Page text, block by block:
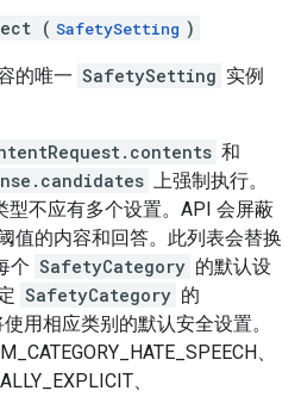
( SafetySetting )
的唯一 SafetySetting 实例
和
上强制执行。
型不应有多个设置。API 会屏蔽
值的内容和回答。此列表会替换
个 SafetyCategory 的默认设
SafetyCategory 的
使用相应类别的默认安全设置。
、
、